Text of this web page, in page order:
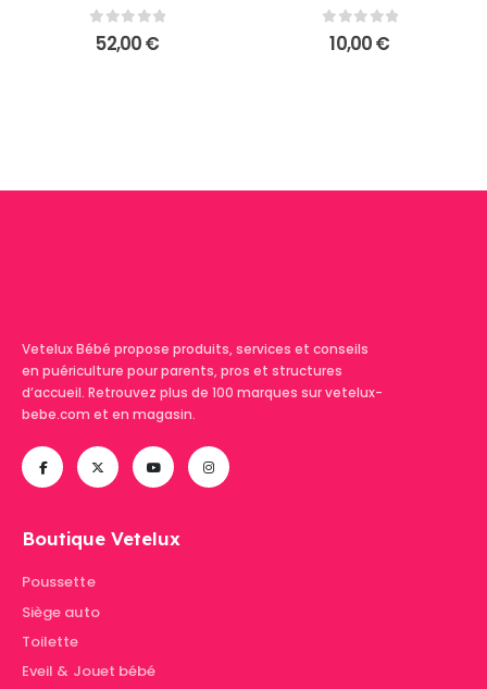
0sur 5
52,00€ 0sur 5
10,00€
Vetelux Bébé propose produits, services et conseils
en puériculture pour parents, pros et structures
d’accueil. Retrouvez plus de 100 marques sur vetelux-
bebe.com et en magasin.
Boutique Vetelux
Poussette
Siège auto
Toilette
Eveil & Jouet bébé